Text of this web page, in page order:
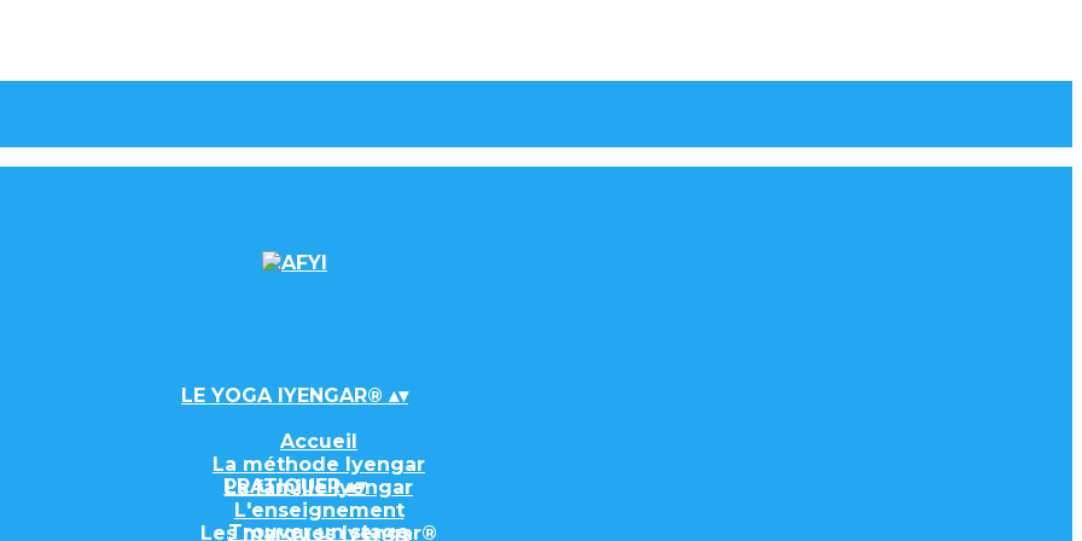
LE YOGA IYENGAR® ▴▾
Accueil
La méthode Iyengar
La famille Iyengar
L'enseignement
Les marques Iyengar®
PRATIQUER▴▾
Trouver un stage